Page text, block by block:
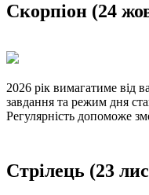
Скорпіон (24
2026 рік вимагатиме від
завдання та режим дня
Регулярність допоможе
Стрілець (23